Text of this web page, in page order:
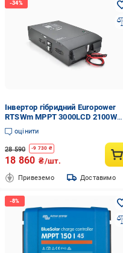
Інвертор гібридний Europower
RTSWm MPPT 3000LCD 2100W
48V 20/40A 140 275V MPPT
20/40А 60 90Vdc
оцінити
28 590 -9 730 ₴
18 860 ₴/шт.
Привеземо Доставимо